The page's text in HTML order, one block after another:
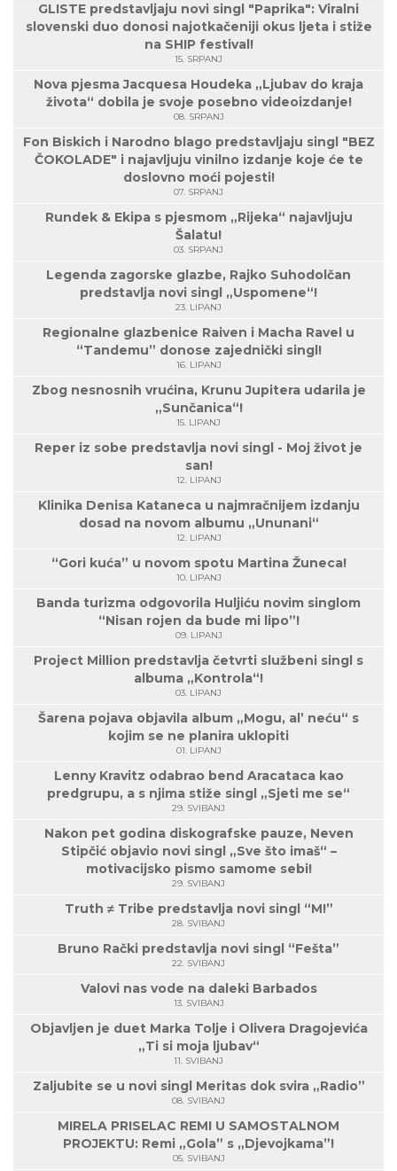
GLISTE predstavljaju novi singl "Paprika": Viralni
slovenski duo donosi najotkačeniji okus ljeta i stiže
na SHIP festival!
15. SRPANJ
Nova pjesma Jacquesa Houdeka „Ljubav do kraja
života“ dobila je svoje posebno videoizdanje!
08. SRPANJ
Fon Biskich i Narodno blago predstavljaju singl "BEZ
ČOKOLADE" i najavljuju vinilno izdanje koje će te
doslovno moći pojesti!
07. SRPANJ
Rundek & Ekipa s pjesmom „Rijeka“ najavljuju
Šalatu!
03. SRPANJ
Legenda zagorske glazbe, Rajko Suhodolčan
predstavlja novi singl „Uspomene“!
23. LIPANJ
Regionalne glazbenice Raiven i Macha Ravel u
“Tandemu” donose zajednički singl!
16. LIPANJ
Zbog nesnosnih vrućina, Krunu Jupitera udarila je
„Sunčanica“!
15. LIPANJ
Reper iz sobe predstavlja novi singl - Moj život je
san!
12. LIPANJ
Klinika Denisa Kataneca u najmračnijem izdanju
dosad na novom albumu „Ununani“
12. LIPANJ
“Gori kuća” u novom spotu Martina Žuneca!
10. LIPANJ
Banda turizma odgovorila Huljiću novim singlom
“Nisan rojen da bude mi lipo”!
09. LIPANJ
Project Million predstavlja četvrti službeni singl s
albuma „Kontrola“!
03. LIPANJ
Šarena pojava objavila album „Mogu, al’ neću“ s
kojim se ne planira uklopiti
01. LIPANJ
Lenny Kravitz odabrao bend Aracataca kao
predgrupu, a s njima stiže singl „Sjeti me se“
29. SVIBANJ
Nakon pet godina diskografske pauze, Neven
Stipčić objavio novi singl „Sve što imaš“ –
motivacijsko pismo samome sebi!
29. SVIBANJ
Truth ≠ Tribe predstavlja novi singl “M!”
28. SVIBANJ
Bruno Rački predstavlja novi singl “Fešta”
22. SVIBANJ
Valovi nas vode na daleki Barbados
13. SVIBANJ
Objavljen je duet Marka Tolje i Olivera Dragojevića
„Ti si moja ljubav“
11. SVIBANJ
Zaljubite se u novi singl Meritas dok svira „Radio”
08. SVIBANJ
MIRELA PRISELAC REMI U SAMOSTALNOM
PROJEKTU: Remi „Gola” s „Djevojkama”!
05. SVIBANJ